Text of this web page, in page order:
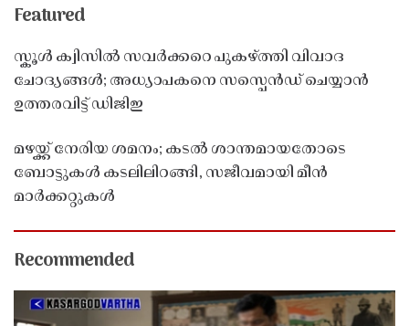
Featured
സ്കൂൾ ക്വിസിൽ സവർക്കറെ പുകഴ്ത്തി വിവാദ
ചോദ്യങ്ങൾ; അധ്യാപകനെ സസ്പെൻഡ് ചെയ്യാൻ
ഉത്തരവിട്ട് ഡിജിഇ
മഴയ്ക്ക് നേരിയ ശമനം; കടൽ ശാന്തമായതോടെ
ബോട്ടുകൾ കടലിലിറങ്ങി, സജീവമായി മീൻ
മാർക്കറ്റുകൾ
Recommended